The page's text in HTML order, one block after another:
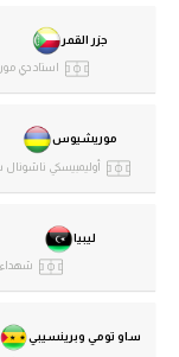
ساو تومي وبرينسيبي
ليبيا
شهداء
موريشيوس
أوليمبيسكي
جزر القمر
استاد دي